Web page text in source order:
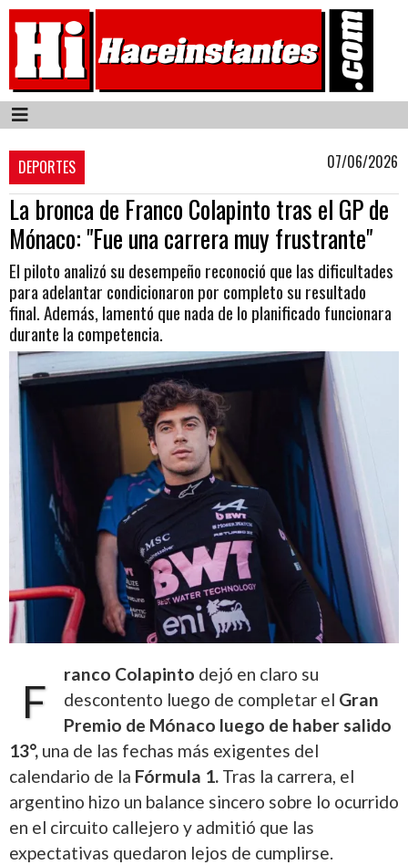
DEPORTES 07/06/2026
La bronca de Franco Colapinto tras el GP de
Mónaco: "Fue una carrera muy frustrante"
El piloto analizó su desempeño reconoció que las dificultades
para adelantar condicionaron por completo su resultado
final. Además, lamentó que nada de lo planificado funcionara
durante la competencia.
F
ranco Colapinto dejó en claro su
descontento luego de completar el Gran
Premio de Mónaco luego de haber salido
13°, una de las fechas más exigentes del
calendario de la Fórmula 1. Tras la carrera, el
argentino hizo un balance sincero sobre lo ocurrido
en el circuito callejero y admitió que las
expectativas quedaron lejos de cumplirse.